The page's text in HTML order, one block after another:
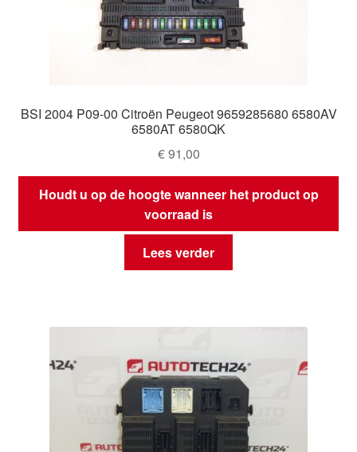
BSI 2004 P09-00 Citroën Peugeot 9659285680 6580AV
6580AT 6580QK
€91,00
Houdt u op de hoogte wanneer het product op
voorraad is
Lees verder